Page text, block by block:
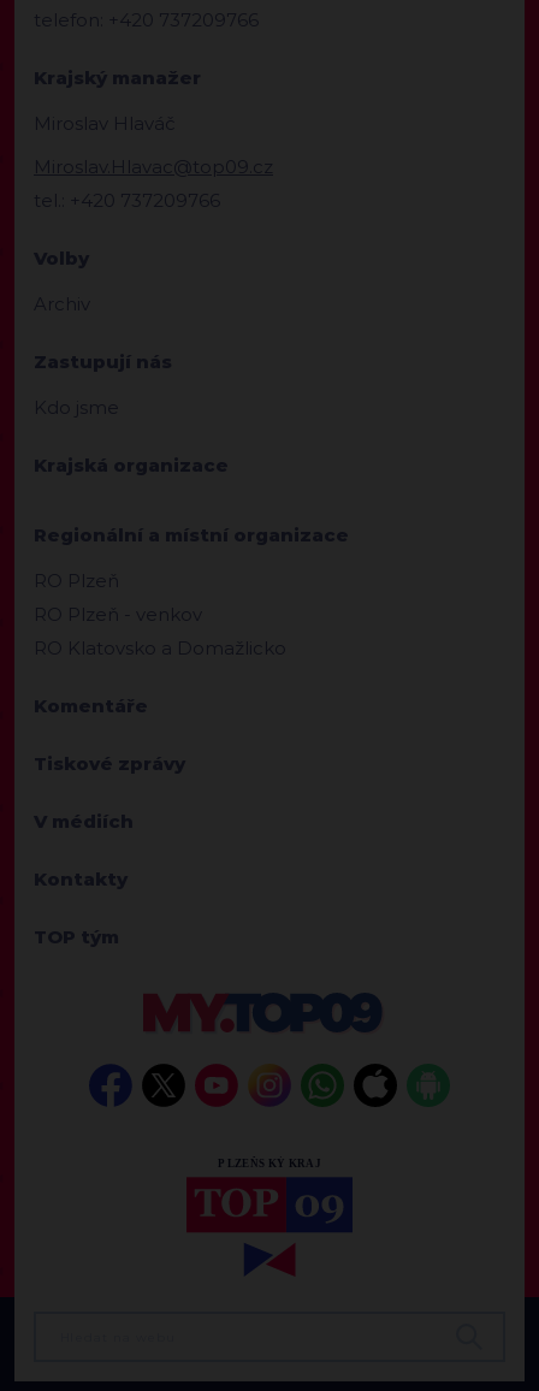
telefon: +420 737209766
Krajský manažer
Miroslav Hlaváč
Miroslav.Hlavac@top09.cz
tel.: +420 737209766
Volby
Archiv
Zastupují nás
Kdo jsme
Krajská organizace
Regionální a místní organizace
RO Plzeň
RO Plzeň - venkov
RO Klatovsko a Domažlicko
Komentáře
Tiskové zprávy
V médiích
Kontakty
TOP tým